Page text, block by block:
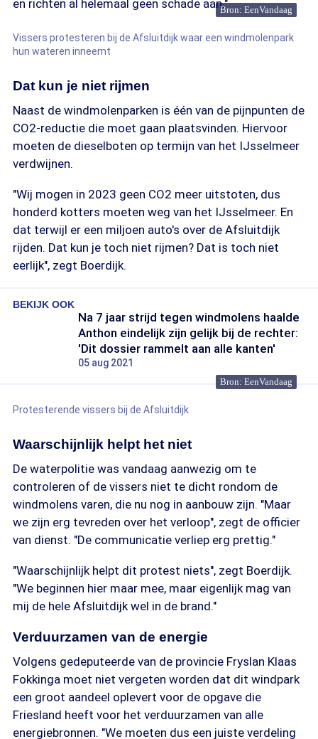
en richten al helemaal geen schade aan."Bron: EenVandaag
Vissers protesteren bij de Afsluitdijk waar een windmolenpark
hun wateren inneemt
Dat kun je niet rijmen
Naast de windmolenparken is één van de pijnpunten de
CO2-reductie die moet gaan plaatsvinden. Hiervoor
moeten de dieselboten op termijn van het IJsselmeer
verdwijnen.
"Wij mogen in 2023 geen CO2 meer uitstoten, dus
honderd kotters moeten weg van het IJsselmeer. En
dat terwijl er een miljoen auto's over de Afsluitdijk
rijden. Dat kun je toch niet rijmen? Dat is toch niet
eerlijk", zegt Boerdijk.
BEKIJK OOK
Na 7 jaar strijd tegen windmolens haalde
Anthon eindelijk zijn gelijk bij de rechter:
'Dit dossier rammelt aan alle kanten'
05 aug 2021
Bron: EenVandaag
Protesterende vissers bij de Afsluitdijk
Waarschijnlijk helpt het niet
De waterpolitie was vandaag aanwezig om te
controleren of de vissers niet te dicht rondom de
windmolens varen, die nu nog in aanbouw zijn. "Maar
we zijn erg tevreden over het verloop", zegt de officier
van dienst. "De communicatie verliep erg prettig."
"Waarschijnlijk helpt dit protest niets", zegt Boerdijk.
"We beginnen hier maar mee, maar eigenlijk mag van
mij de hele Afsluitdijk wel in de brand."
Verduurzamen van de energie
Volgens gedeputeerde van de provincie Fryslan Klaas
Fokkinga moet niet vergeten worden dat dit windpark
een groot aandeel oplevert voor de opgave die
Friesland heeft voor het verduurzamen van alle
energiebronnen. "We moeten dus een juiste verdeling